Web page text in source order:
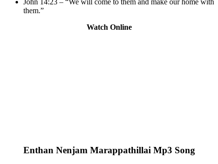
them.”
Watch Online
Enthan Nenjam Marappathillai Mp3 Song